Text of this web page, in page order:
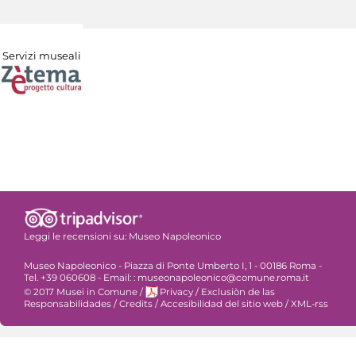
Servizi museali
Leggi le recensioni su: Museo Napoleonico
Museo Napoleonico - Piazza di Ponte Umberto I, 1 - 00186 Roma -
Tel. +39 060608 - Email: : museonapoleonico@comune.roma.it
© 2017 Musei in Comune / Privacy / Exclusiòn de las
Responsabilidades / Credits / Accesibilidad del sitio web / XML-rss